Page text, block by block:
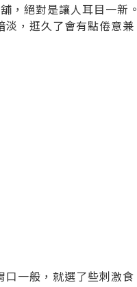
，絕對是讓人耳目一新。
，逛久了會有點倦意兼
一般，就選了些刺激食